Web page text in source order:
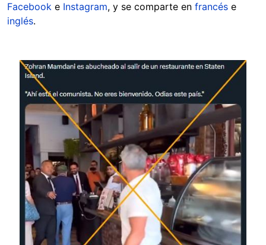
Facebook e Instagram, y se comparte en francés e
inglés.
Image